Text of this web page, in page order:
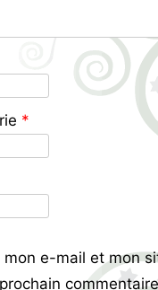
*
mon e-mail et mon